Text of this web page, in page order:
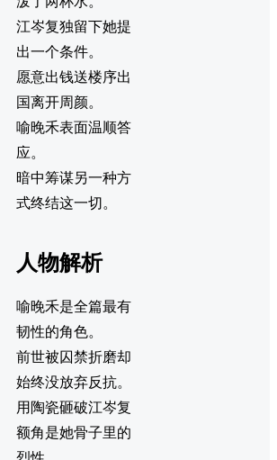
江岑复独留下她提
出一个条件。
愿意出钱送楼序出
国离开周颜。
喻晚禾表面温顺答
应。
暗中筹谋另一种方
式终结这一切。
人物解析
喻晚禾是全篇最有
韧性的角色。
前世被囚禁折磨却
始终没放弃反抗。
用陶瓷砸破江岑复
额角是她骨子里的